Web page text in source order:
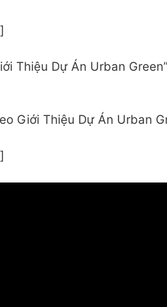
Thiệu Dự Án Urban
Giới Thiệu Dự Án Urban